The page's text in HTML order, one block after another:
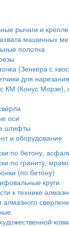
рычаги и
машинных
полотна
(Зенкера с
для
КМ (Конус
оси
штифты
и оборудование
по бетону,
по граниту,
(по бетону)
круги
к технике
алмазного